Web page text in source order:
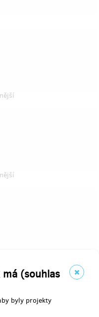
(souhlas
byly projekty